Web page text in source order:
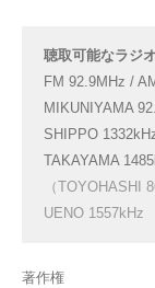
聴取可能なラジ
FM 92.9MHz /
MIKUNIYAMA
SHIPPO
TAKAYAMA
（TOYOHASHI
UENO 1557kHz
著作権